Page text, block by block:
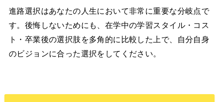
進路選択はあなたの人生において非常に重要な分岐点で
す。後悔しないためにも、在学中の学習スタイル・コス
ト・卒業後の選択肢を多角的に比較した上で、自分自身
のビジョンに合った選択をしてください。